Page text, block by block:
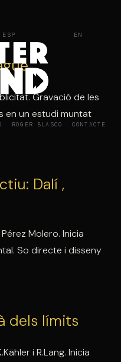
ROGER BLASCO CONTACTE
ESP EN
Gravació de les
en un estudi muntat
Dalí ,
Molero. Inicia
So directe i disseny
dels límits
i R.Lang. Inicia